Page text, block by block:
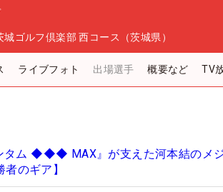
城ゴルフ倶楽部 西コース（茨城県）
ライブフォト 出場選手 概要など TV
タム ◆◆◆ MAX』が支えた河本結のメ
のギア】